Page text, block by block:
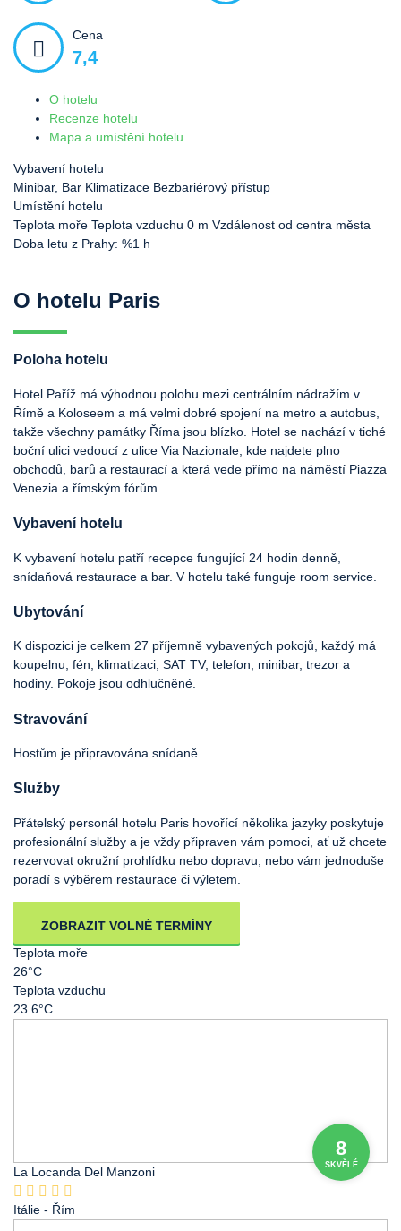
Cena
7,4
O hotelu
Recenze hotelu
Mapa a umístění hotelu
Vybavení hotelu
Minibar, Bar Klimatizace Bezbariérový přístup
Umístění hotelu
Teplota moře Teplota vzduchu 0 m Vzdálenost od centra města
Doba letu z Prahy: %1 h
O hotelu Paris
Poloha hotelu
Hotel Paříž má výhodnou polohu mezi centrálním nádražím v
Římě a Koloseem a má velmi dobré spojení na metro a autobus,
takže všechny památky Říma jsou blízko. Hotel se nachází v tiché
boční ulici vedoucí z ulice Via Nazionale, kde najdete plno
obchodů, barů a restaurací a která vede přímo na náměstí Piazza
Venezia a římským fórům.
Vybavení hotelu
K vybavení hotelu patří recepce fungující 24 hodin denně,
snídaňová restaurace a bar. V hotelu také funguje room service.
Ubytování
K dispozici je celkem 27 příjemně vybavených pokojů, každý má
koupelnu, fén, klimatizaci, SAT TV, telefon, minibar, trezor a
hodiny. Pokoje jsou odhlučněné.
Stravování
Hostům je připravována snídaně.
Služby
Přátelský personál hotelu Paris hovořící několika jazyky poskytuje
profesionální služby a je vždy připraven vám pomoci, ať už chcete
rezervovat okružní prohlídku nebo dopravu, nebo vám jednoduše
poradí s výběrem restaurace či výletem.
ZOBRAZIT VOLNÉ TERMÍNY
Teplota moře
26°C
Teplota vzduchu
23.6°C
8
SKVĚLÉ
La Locanda Del Manzoni
Itálie - Řím